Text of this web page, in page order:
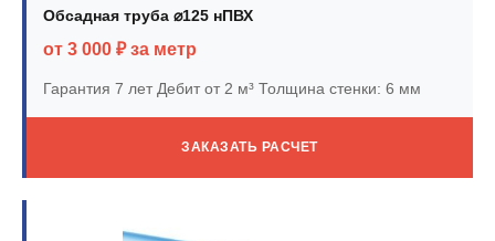
Обсадная труба ⌀125 нПВХ
от 3 000 ₽ за метр
Гарантия 7 летДебит от 2 м³ Толщина стенки: 6 мм
ЗАКАЗАТЬ РАСЧЕТ